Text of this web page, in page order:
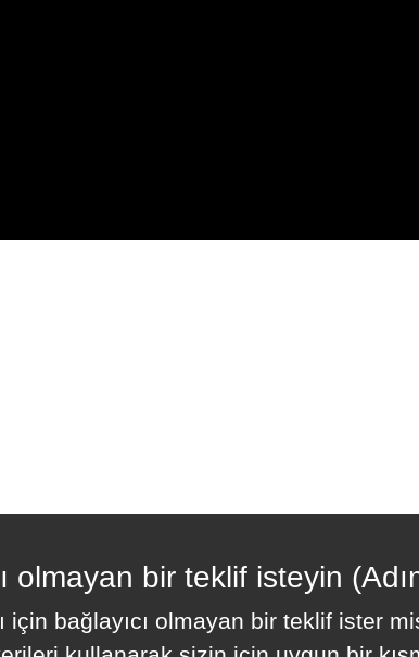
olmayan bir teklif isteyin
için bağlayıcı olmayan bir teklif ister